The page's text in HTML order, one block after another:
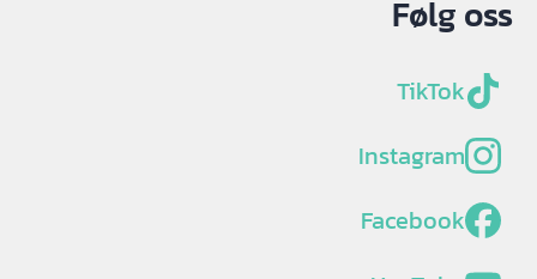
Følg oss
TikTok
Instagram
Facebook